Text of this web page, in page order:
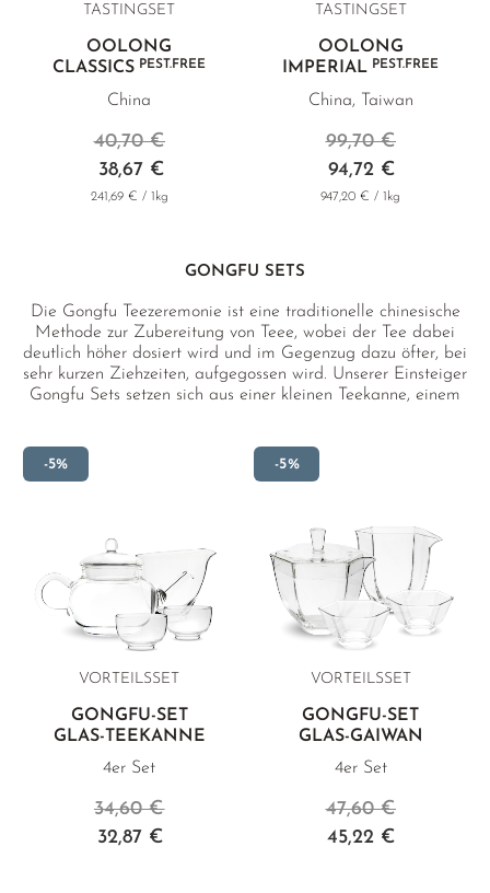
TASTINGSET
OOLONG
CLASSICS PEST.FREE
China
38,67 €
40,70 €
241,69 € / 1kg
TASTINGSET
OOLONG
IMPERIAL PEST.FREE
China, Taiwan
94,72 €
99,70 €
947,20 € / 1kg
GONGFU SETS
Die Gongfu Teezeremonie ist eine traditionelle chinesische
Methode zur Zubereitung von Teee, wobei der Tee dabei
deutlich höher dosiert wird und im Gegenzug dazu öfter, bei
sehr kurzen Ziehzeiten, aufgegossen wird. Unserer Einsteiger
Gongfu Sets setzen sich aus einer kleinen Teekanne, einem
-5%
VORTEILSSET
GONGFU-SET
GLAS-TEEKANNE
4er Set
32,87 €
34,60 €
-5%
VORTEILSSET
GONGFU-SET
GLAS-GAIWAN
4er Set
45,22 €
47,60 €